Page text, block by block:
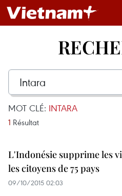
MOT CLÉ: INTARA
1 Résultat
L'Indonésie supprime les
les citoyens de 75 pays
09/10/2015 02:03